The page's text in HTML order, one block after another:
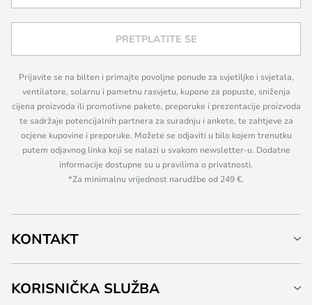
PRETPLATITE SE
Prijavite se na bilten i primajte povoljne ponude za svjetiljke i svjetala,
ventilatore, solarnu i pametnu rasvjetu, kupone za popuste, sniženja
cijena proizvoda ili promotivne pakete, preporuke i prezentacije proizvoda
te sadržaje potencijalnih partnera za suradnju i ankete, te zahtjeve za
ocjene kupovine i preporuke. Možete se odjaviti u bilo kojem trenutku
putem odjavnog linka koji se nalazi u svakom newsletter-u. Dodatne
informacije dostupne su u pravilima o privatnosti.
*Za minimalnu vrijednost narudžbe od 249 €.
KONTAKT
KORISNIČKA SLUŽBA